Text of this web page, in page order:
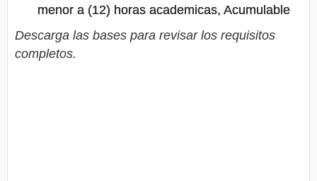
menor a (12) horas academicas, Acumulable
Descarga las bases para revisar los requisitos
completos.